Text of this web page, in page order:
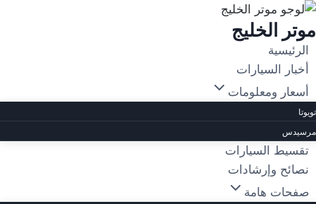
التجاوز
إلى
المحتوى
موتر الخليج
الرئيسية
أخبار السيارات
أسعار ومعلومات
تويوتا
مرسيدس
تقسيط السيارات
نصائح وإرشادات
صفحات هامة